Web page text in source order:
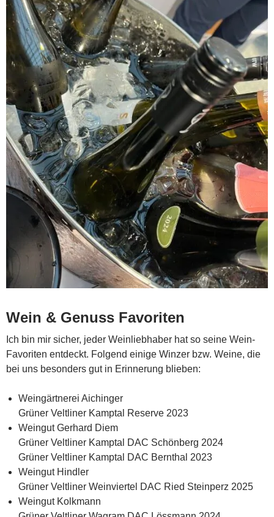
Wein & Genuss Favoriten
Ich bin mir sicher, jeder Weinliebhaber hat so seine Wein-
Favoriten entdeckt. Folgend einige Winzer bzw. Weine, die
bei uns besonders gut in Erinnerung blieben:
Weingärtnerei Aichinger
Grüner Veltliner Kamptal Reserve 2023
Weingut Gerhard Diem
Grüner Veltliner Kamptal DAC Schönberg 2024
Grüner Veltliner Kamptal DAC Bernthal 2023
Weingut Hindler
Grüner Veltliner Weinviertel DAC Ried Steinperz 2025
Weingut Kolkmann